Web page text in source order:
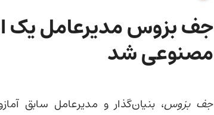
جف بزوس مدیرعامل یک
مصنوعی شد
جف بزوس، بنیان‌گذار و مدیرعامل سابق